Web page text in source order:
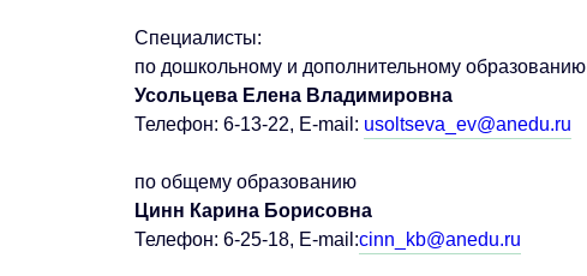
Специалисты:
по дошкольному и дополнительному образованию
Усольцева Елена Владимировна
Телефон: 6-13-22, E-mail: usoltseva_ev@anedu.ru
по общему образованию
Цинн Карина Борисовна
Телефон: 6-25-18, E-mail:cinn_kb@anedu.ru